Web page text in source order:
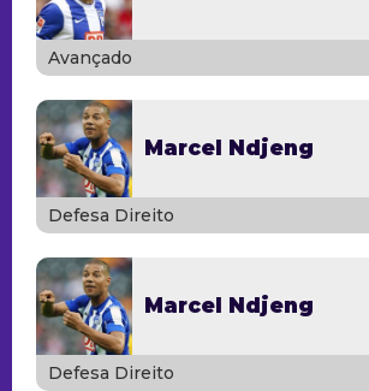
Avançado
Marcel Ndjeng
Defesa Direito
Marcel Ndjeng
Defesa Direito